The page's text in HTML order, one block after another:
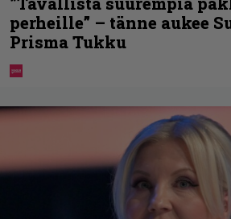
perheille” – tänne aukee
Prisma Tukku